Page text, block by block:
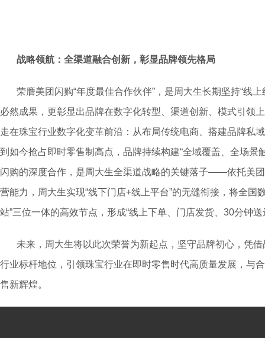
战略领航：全渠道融合创新，彰显品牌领先格局
荣膺美团闪购“年度最佳合作伙伴”，是周大生长期坚持“线
必然成果，更彰显出品牌在数字化转型、渠道创新、模式引领
走在珠宝行业数字化变革前沿：从布局传统电商、搭建品牌私
到如今抢占即时零售制高点，品牌持续构建“全域覆盖、全场景
闪购的深度合作，是周大生全渠道战略的关键落子——依托美
营能力，周大生实现“线下门店+线上平台”的无缝衔接，将全国
站”三位一体的高效节点，形成“线上下单、门店发货、30分钟送
未来，周大生将以此次荣誉为新起点，坚守品牌初心，凭
行业标杆地位，引领珠宝行业在即时零售时代高质量发展，与
售新辉煌。